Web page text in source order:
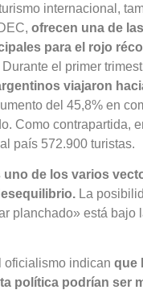
internacional,
ofrecen una de las
para el rojo
Durante el primer
viajaron
del 45,8% en
Como contrapartida,
país 572.900 turistas.
uno de los varios
La
planchado» está bajo
oficialismo indican que
política podrían ser